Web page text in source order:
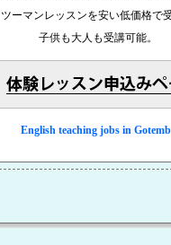
ーマンレッスンを安い低価格で
子供も大人も受講可能。
English teaching jobs in